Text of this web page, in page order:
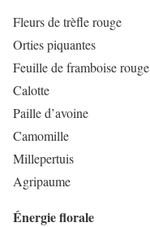
Fleurs de trèfle rouge
Orties piquantes
Feuille de framboise rouge
Calotte
Paille d’avoine
Camomille
Millepertuis
Agripaume
Énergie florale